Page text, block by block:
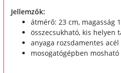
Jellemzők:
átmérő: 23 cm, magasság
összecsukható, kis helyen
anyaga rozsdamentes acél
mosogatógépben mosható